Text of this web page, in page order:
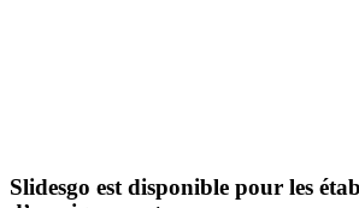
Slidesgo est disponible pour les